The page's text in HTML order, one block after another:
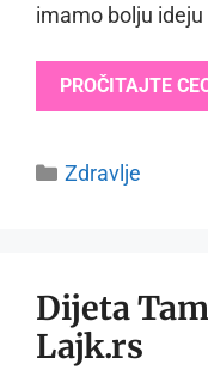
imamo bolju
PROČITAJTE
Categories
Zdravlje
Dijeta
Lajk.rs